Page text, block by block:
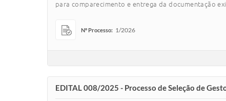
para comparecimento e entrega da documentação
Nº Processo: 1/2026
EDITAL 008/2025 - Processo de Seleção de